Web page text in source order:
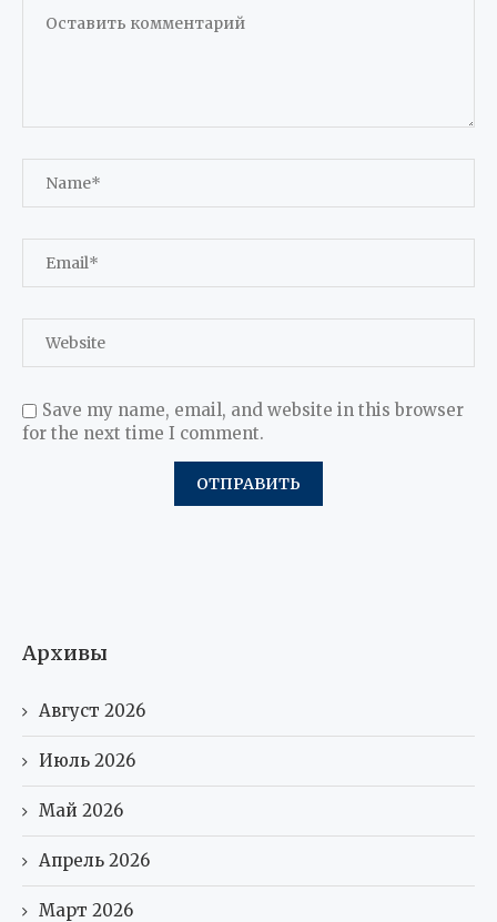
Save my name, email, and website in this browser
for the next time I comment.
Архивы
Август 2026
Июль 2026
Май 2026
Апрель 2026
Март 2026